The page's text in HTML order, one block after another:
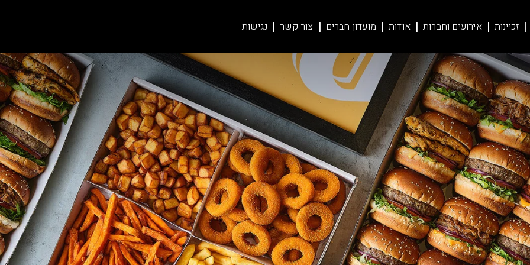
זכיינות אירועים וחברות אודות מועדון חברים צור קשר נגישות